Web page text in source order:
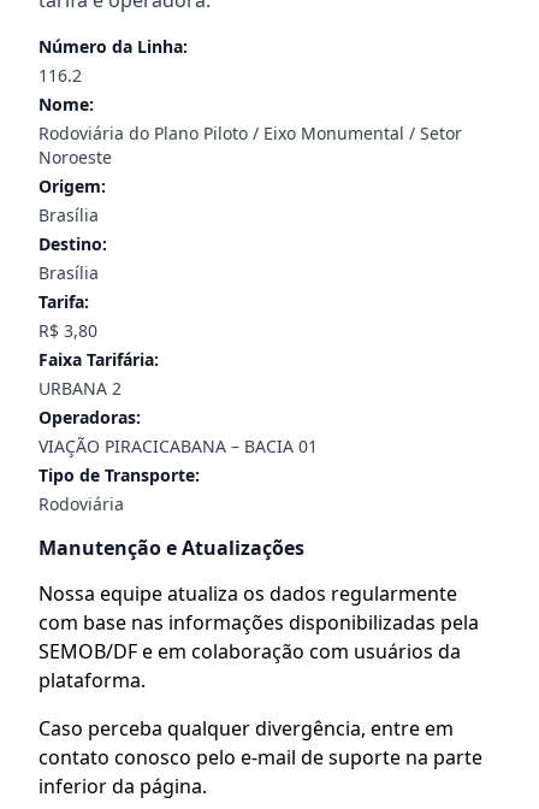
Número da Linha:
116.2
Nome:
Rodoviária do Plano Piloto / Eixo Monumental / Setor
Noroeste
Origem:
Brasília
Destino:
Brasília
Tarifa:
R$ 3,80
Faixa Tarifária:
URBANA 2
Operadoras:
VIAÇÃO PIRACICABANA – BACIA 01
Tipo de Transporte:
Rodoviária
Manutenção e Atualizações
Nossa equipe atualiza os dados regularmente
com base nas informações disponibilizadas pela
SEMOB/DF e em colaboração com usuários da
plataforma.
Caso perceba qualquer divergência, entre em
contato conosco pelo e-mail de suporte na parte
inferior da página.